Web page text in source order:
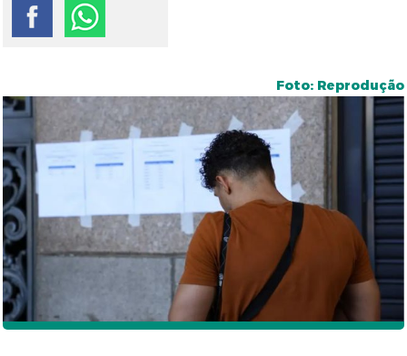
Foto: Reprodução